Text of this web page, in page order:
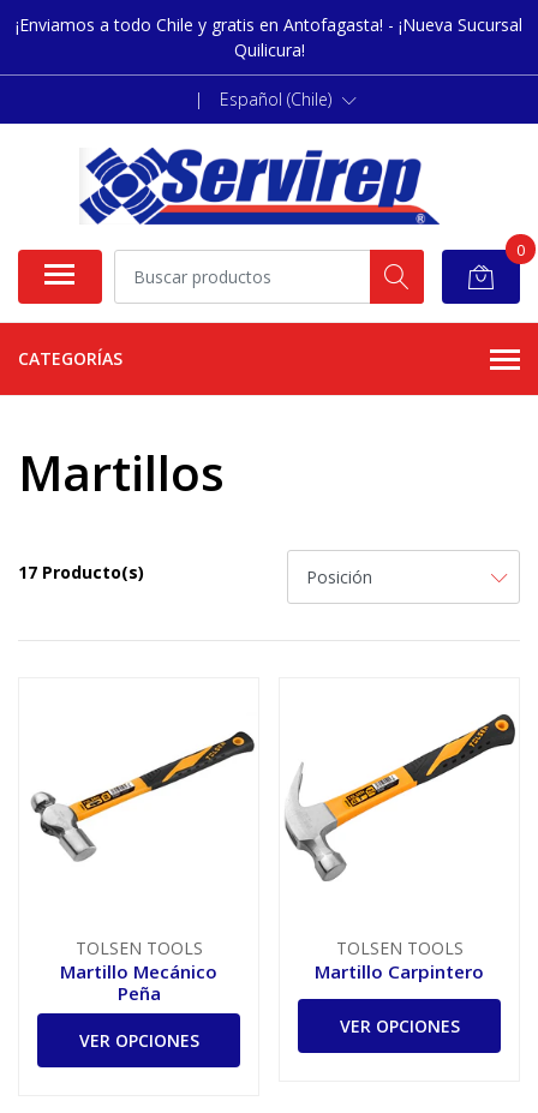
¡Enviamos a todo Chile y gratis en Antofagasta! - ¡Nueva Sucursal
Quilicura!
| Español (Chile)
0
CATEGORÍAS
Martillos
17 Producto(s)
TOLSEN TOOLS
Martillo Mecánico
Peña
VER OPCIONES
TOLSEN TOOLS
Martillo Carpintero
VER OPCIONES